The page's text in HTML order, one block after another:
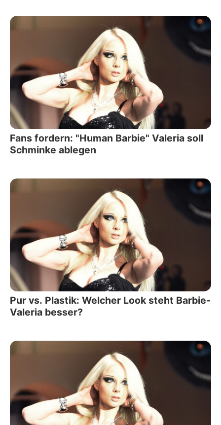
Fans fordern: "Human Barbie" Valeria soll
Schminke ablegen
Pur vs. Plastik: Welcher Look steht Barbie-
Valeria besser?